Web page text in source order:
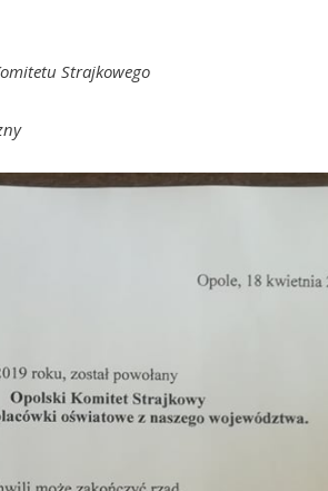
Strajkowego